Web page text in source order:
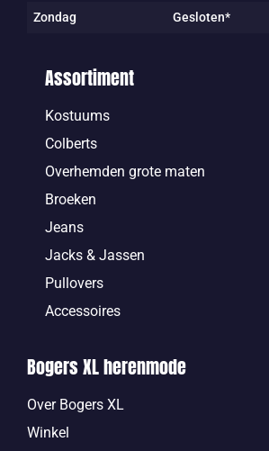
Zondag Gesloten*
Assortiment
Kostuums
Colberts
Overhemden grote maten
Broeken
Jeans
Jacks & Jassen
Pullovers
Accessoires
Bogers XL herenmode
Over Bogers XL
Winkel